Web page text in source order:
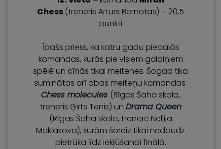
Chess (treneris Arturs Bernotas) – 20,5
punkti
Īpašs prieks, ka katru gadu piedalās
komandas, kurās pie visiem galdiņiem
spēlē un cīnās tikai meitenes. Šogad tika
suminātas arī abas meiteņu komandas:
Chess molecules (Rīgas Šaha skola,
treneris Ģirts Tenis) un Drama Queen
(Rīgas Šaha skola, trenere Nellija
Maklakova), kurām šoreiz tikai nedaudz
pietrūka līdz iekļūšanai finālā.